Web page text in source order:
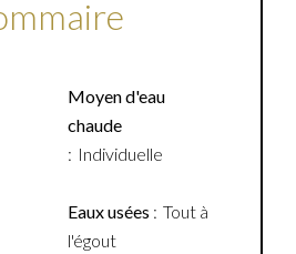
Moyen d'eau
chaude
Individuelle
Eaux usées
Tout à
l'égout